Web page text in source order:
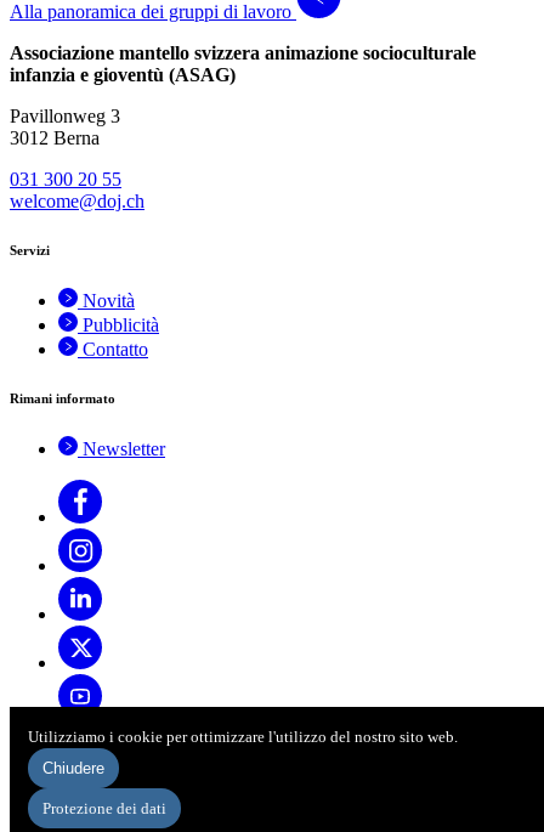
Alla panoramica dei gruppi di lavoro
Associazione mantello svizzera animazione socioculturale
infanzia e gioventù (ASAG)
Pavillonweg 3
3012 Berna
031 300 20 55
welcome@doj.ch
Servizi
Novità
Pubblicità
Contatto
Rimani informato
Newsletter
© 2026 ASAG
Impressum
Disclaimer
Utilizziamo i cookie per ottimizzare l'utilizzo del nostro sito web.
Chiudere
Protezione dei dati